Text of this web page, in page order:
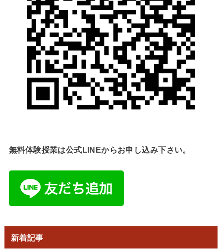
無料体験授業は公式LINEからお申し込み下さい。
新着記事